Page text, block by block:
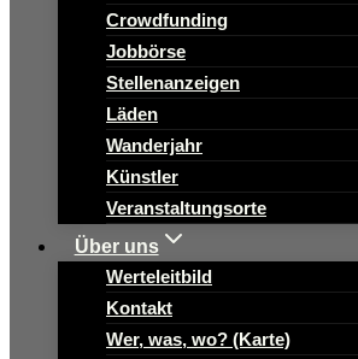
Crowdfunding
Jobbörse
Stellenanzeigen
Läden
Wanderjahr
Künstler
Veranstaltungsorte
Über uns
Werteleitbild
Kontakt
Wer, was, wo? (Karte)